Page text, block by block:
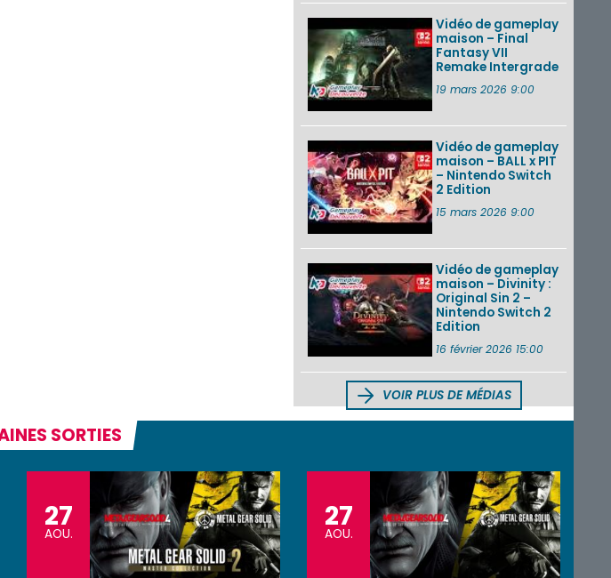
Vidéo de gameplay
maison – Final
Fantasy VII
Remake Intergrade
19 mars 2026 9:00
Vidéo de gameplay
maison – BALL x PIT
– Nintendo Switch
2 Edition
15 mars 2026 9:00
Vidéo de gameplay
maison – Divinity :
Original Sin 2 –
Nintendo Switch 2
Edition
16 février 2026 15:00
VOIR PLUS DE MÉDIAS
SORTIES
27
AOU.
27
AOU.